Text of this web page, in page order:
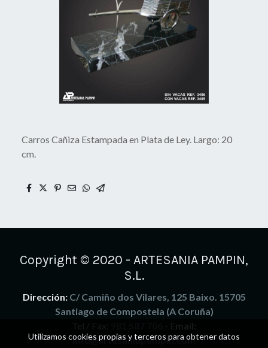
Carros Cañiza Estampada en Plata de Ley. Largo: 20
cm.
Copyright © 2020 - ARTESANIA PAMPIN,
S.L.
Dirección: C/ Camiño dos Vilares, 125 Baixo. 15705
Santiago de Compostela (A Coruña)
info@artesaniapampin.com
Utilizamos cookies propias y terceros para obtener datos